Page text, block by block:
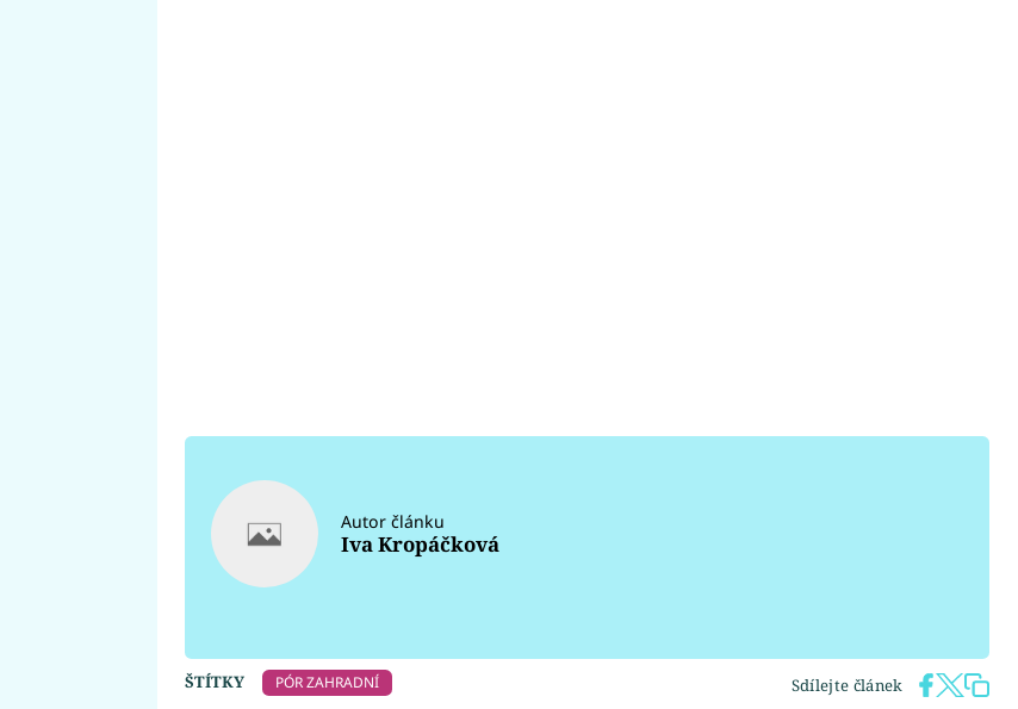
Autor článku
Iva Kropáčková
Sdílejte článek
ŠTÍTKY PÓR ZAHRADNÍ